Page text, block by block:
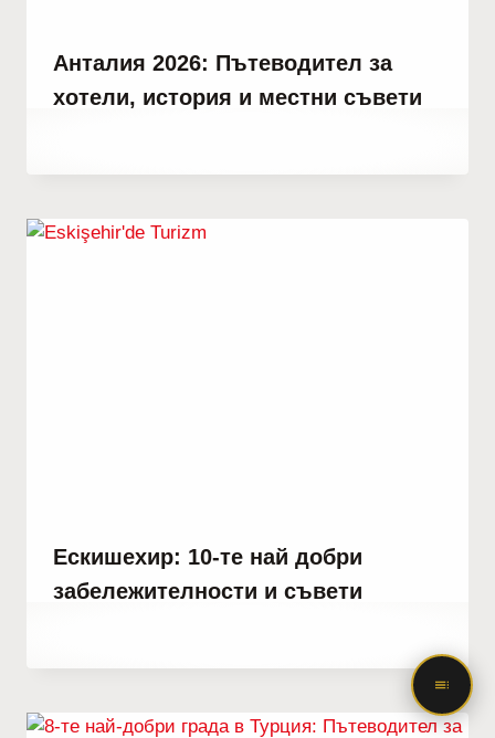
Анталия 2026: Пътеводител за
хотели, история и местни съвети
Ескишехир: 10-те най добри
забележителности и съвети